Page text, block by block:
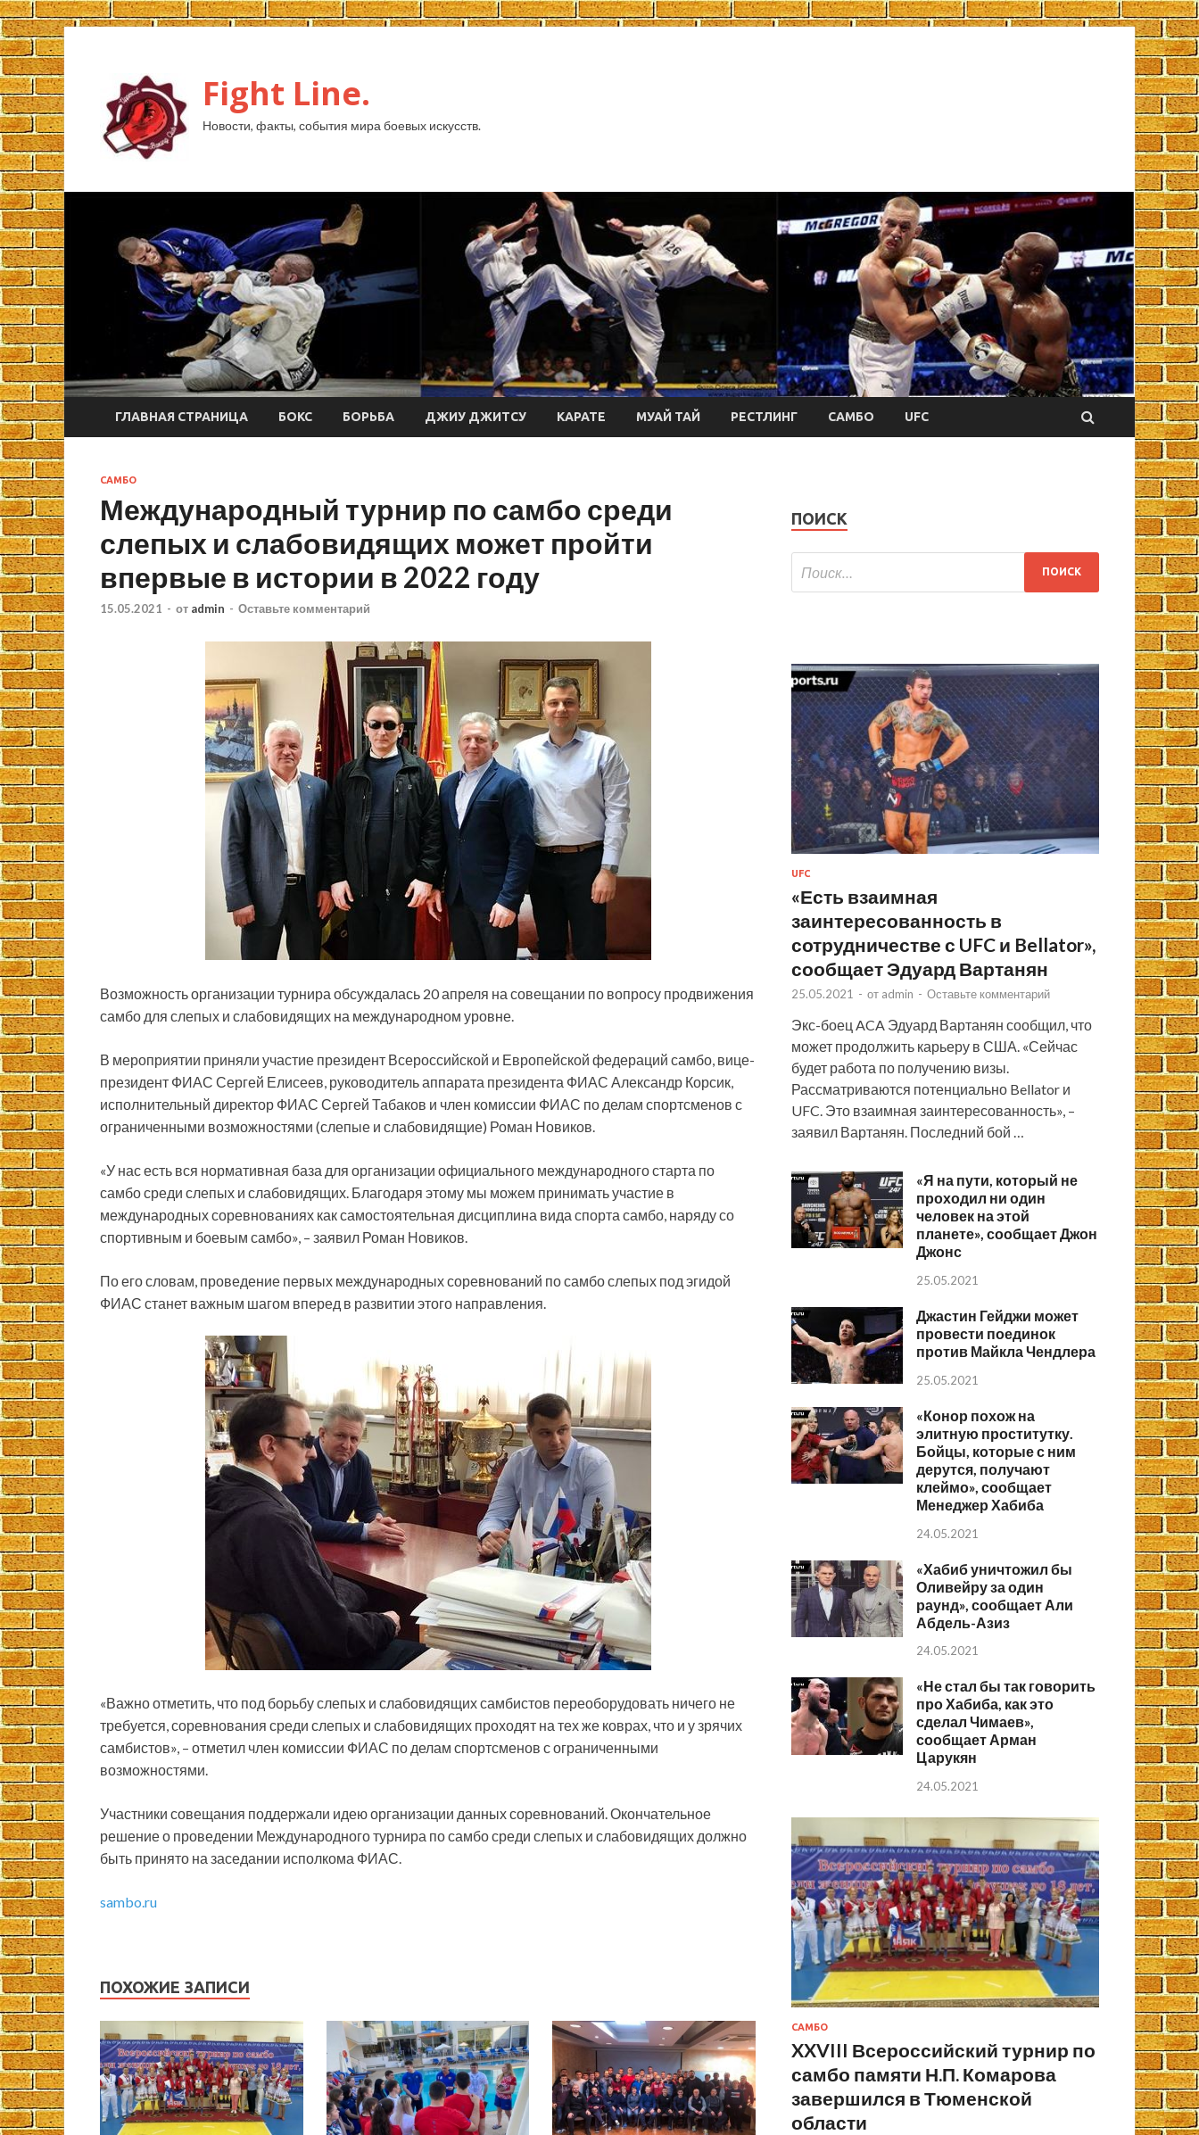
Fight Line.
Новости, факты, события мира боевых искусств.
ГЛАВНАЯ СТРАНИЦА БОКС БОРЬБА ДЖИУ ДЖИТСУ КАРАТЕ МУАЙ ТАЙ РЕСТЛИНГ САМБО UFC
САМБО
Международный турнир по самбо среди
слепых и слабовидящих может пройти
впервые в истории в 2022 году
15.05.2021 - от admin - Оставьте комментарий
Возможность организации турнира обсуждалась 20 апреля на совещании по вопросу продвижения
самбо для слепых и слабовидящих на международном уровне.
В мероприятии приняли участие президент Всероссийской и Европейской федераций самбо, вице-
президент ФИАС Сергей Елисеев, руководитель аппарата президента ФИАС Александр Корсик,
исполнительный директор ФИАС Сергей Табаков и член комиссии ФИАС по делам спортсменов с
ограниченными возможностями (слепые и слабовидящие) Роман Новиков.
«У нас есть вся нормативная база для организации официального международного старта по
самбо среди слепых и слабовидящих. Благодаря этому мы можем принимать участие в
международных соревнованиях как самостоятельная дисциплина вида спорта самбо, наряду со
спортивным и боевым самбо», – заявил Роман Новиков.
По его словам, проведение первых международных соревнований по самбо слепых под эгидой
ФИАС станет важным шагом вперед в развитии этого направления.
«Важно отметить, что под борьбу слепых и слабовидящих самбистов переоборудовать ничего не
требуется, соревнования среди слепых и слабовидящих проходят на тех же коврах, что и у зрячих
самбистов», – отметил член комиссии ФИАС по делам спортсменов с ограниченными
возможностями.
Участники совещания поддержали идею организации данных соревнований. Окончательное
решение о проведении Международного турнира по самбо среди слепых и слабовидящих должно
быть принято на заседании исполкома ФИАС.
sambo.ru
ПОХОЖИЕ ЗАПИСИ
ПОИСК
UFC
«Есть взаимная
заинтересованность в
сотрудничестве с UFC и Bellator»,
сообщает Эдуард Вартанян
25.05.2021 - от admin - Оставьте комментарий
Экс-боец ACA Эдуард Вартанян сообщил, что
может продолжить карьеру в США. «Сейчас
будет работа по получению визы.
Рассматриваются потенциально Bellator и
UFC. Это взаимная заинтересованность», –
заявил Вартанян. Последний бой …
«Я на пути, который не
проходил ни один
человек на этой
планете», сообщает Джон
Джонс
25.05.2021
Джастин Гейджи может
провести поединок
против Майкла Чендлера
25.05.2021
«Конор похож на
элитную проститутку.
Бойцы, которые с ним
дерутся, получают
клеймо», сообщает
Менеджер Хабиба
24.05.2021
«Хабиб уничтожил бы
Оливейру за один
раунд», сообщает Али
Абдель-Азиз
24.05.2021
«Не стал бы так говорить
про Хабиба, как это
сделал Чимаев»,
сообщает Арман
Царукян
24.05.2021
САМБО
XXVIII Всероссийский турнир по
самбо памяти Н.П. Комарова
завершился в Тюменской
области